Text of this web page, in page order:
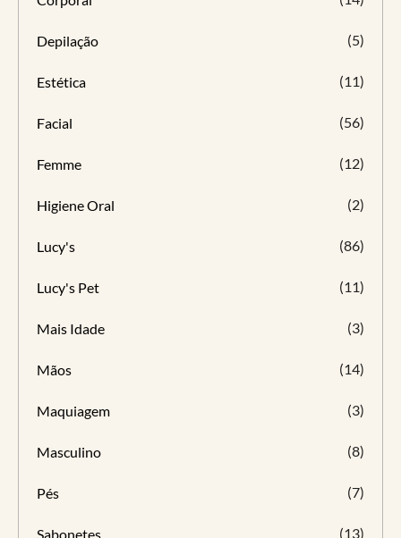
Depilação (5)
Estética (11)
Facial (56)
Femme (12)
Higiene Oral (2)
Lucy's (86)
Lucy's Pet (11)
Mais Idade (3)
Mãos (14)
Maquiagem (3)
Masculino (8)
Pés (7)
Sabonetes (13)